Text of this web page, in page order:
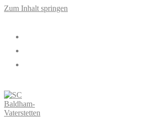
Zum Inhalt springen